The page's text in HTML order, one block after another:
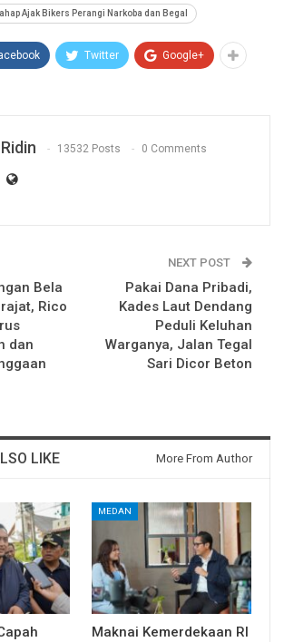
Ajak Bikers Perangi Narkoba dan Begal
Twitter Google+
Ridin 13532 Posts 0 Comments
Bela
Rico
dan
NEXT POST
Pakai Dana Pribadi,
Kades Laut Dendang
Peduli Keluhan
Warganya, Jalan Tegal
Sari Dicor Beton
LIKE More From Author
MEDAN
Maknai Kemerdekaan RI